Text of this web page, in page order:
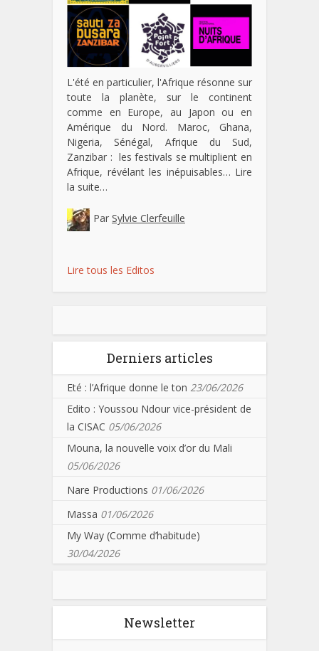
L'été en particulier, l'Afrique résonne sur
toute la planète, sur le continent
comme en Europe, au Japon ou en
Amérique du Nord. Maroc, Ghana,
Nigeria, Sénégal, Afrique du Sud,
Zanzibar : les festivals se multiplient en
Afrique, révélant les inépuisables… Lire
la suite…
Par Sylvie Clerfeuille
Lire tous les Editos
Derniers articles
Eté : l’Afrique donne le ton 23/06/2026
Edito : Youssou Ndour vice-président de
la CISAC 05/06/2026
Mouna, la nouvelle voix d’or du Mali
05/06/2026
Nare Productions 01/06/2026
Massa 01/06/2026
My Way (Comme d’habitude)
30/04/2026
Newsletter